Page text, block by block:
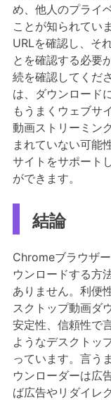
め、他人のプライ
ことが知られてい
URLを確認し、そ
とを確認する必要
続を確認してくだ
は、ダウンロード
もうまくウェブサ
動画ストリーミン
まれていない可能
サイトをサポート
ができます。
結論
Chromeブラウザ
ウンロードする方
ありません。利便
スクトップ動画ダ
安定性、信頼性で
ようなデスクトッ
っています。言う
ウンローダーは広
ば広告やリダイレ